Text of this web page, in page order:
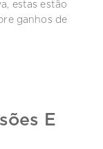
estas estão
ganhos de
E